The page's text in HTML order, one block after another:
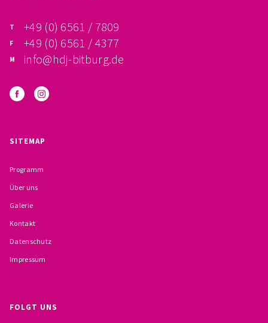
PRAKTIKUM, FSJ
INSTITUTIONELLES SCHUTZKONZEPT
VERHALTENSKODEX FÜR HAUPTAMTLICHE
VERPFLICHTUNGSERKLÄRUNG UND
PRÄVENTION IM BISTUM TRIER
+49 (0) 6561 / 7809
+49 (0) 6561 / 4377
info@hdj-bitburg.de
SITEMAP
Programm
Über uns
Galerie
Kontakt
Datenschutz
Impressum
FOLGT UNS